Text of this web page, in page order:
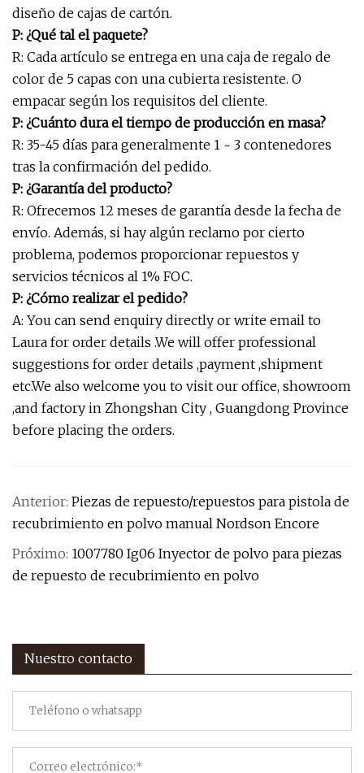
diseño de cajas de cartón.
P: ¿Qué tal el paquete?
R: Cada artículo se entrega en una caja de regalo de
color de 5 capas con una cubierta resistente. O
empacar según los requisitos del cliente.
P: ¿Cuánto dura el tiempo de producción en masa?
R: 35-45 días para generalmente 1 ~ 3 contenedores
tras la confirmación del pedido.
P: ¿Garantía del producto?
R: Ofrecemos 12 meses de garantía desde la fecha de
envío. Además, si hay algún reclamo por cierto
problema, podemos proporcionar repuestos y
servicios técnicos al 1% FOC.
P: ¿Cómo realizar el pedido?
A: You can send enquiry directly or write email to
Laura for order details .We will offer professional
suggestions for order details ,payment ,shipment
etc.We also welcome you to visit our office, showroom
,and factory in Zhongshan City , Guangdong Province
before placing the orders.
Anterior: Piezas de repuesto/repuestos para pistola de
recubrimiento en polvo manual Nordson Encore
Próximo: 1007780 Ig06 Inyector de polvo para piezas
de repuesto de recubrimiento en polvo
Nuestro contacto